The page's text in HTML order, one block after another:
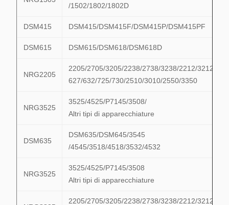
/1502/1802/1802D
DSM415 DSM415/DSM415F/DSM415P/DSM415PF
DSM615 DSM615/DSM618/DSM618D
NRG2205
2205/2705/3205/2238/2738/3238/2212/3212/
627/632/725/730/2510/3010/2550/3350
NRG3525
3525/4525/P7145/3508/
Altri tipi di apparecchiature
DSM635
DSM635/DSM645/3545
/4545/3518/4518/3532/4532
NRG3525
3525/4525/P7145/3508
Altri tipi di apparecchiature
2205/2705/3205/2238/2738/3238/2212/3212/